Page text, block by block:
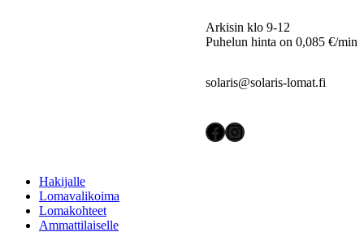
Arkisin klo 9-12
Puhelun hinta on 0,085 €/min
solaris@solaris-lomat.fi
Facebook
Instagram
Hakijalle
Lomavalikoima
Lomakohteet
Ammattilaiselle